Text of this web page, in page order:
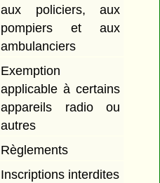
aux policiers, aux
pompiers et aux
ambulanciers
Exemption
applicable à certains
appareils radio ou
autres
Règlements
Inscriptions interdites